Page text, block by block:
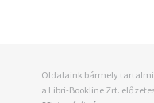
Oldalaink bármely
a Libri-Bookline Zrt.